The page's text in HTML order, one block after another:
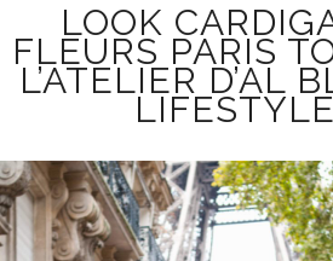
LOOK
FLEURS PARIS
L’ATELIER D’AL